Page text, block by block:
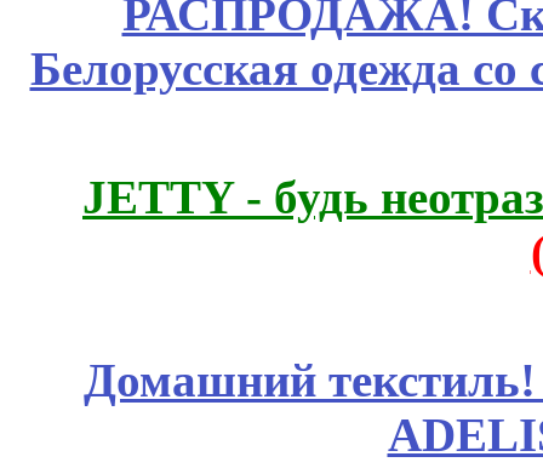
РАСПРОДАЖА!
Белорусская одежда
JETTY - будь
Домашний